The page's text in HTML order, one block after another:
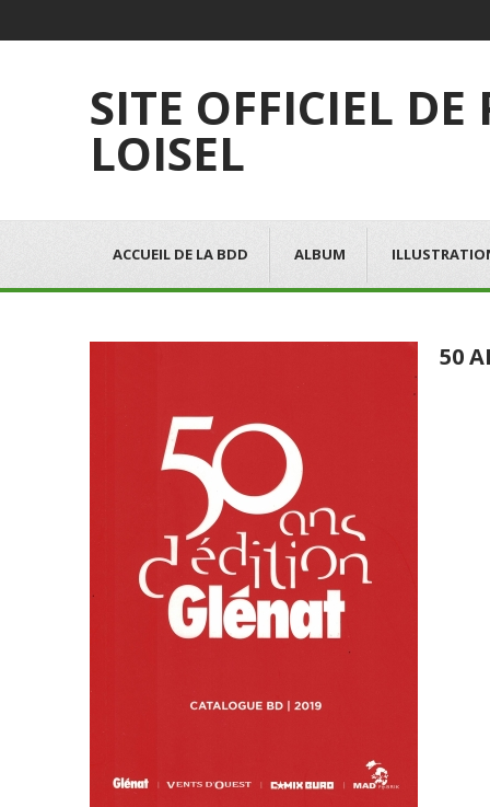
SITE OFFICIEL DE
LOISEL
ACCUEIL DE LA BDD ALBUM
50